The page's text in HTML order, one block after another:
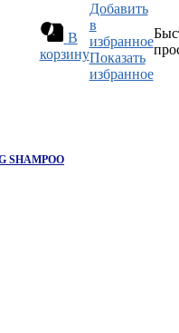
В
корзину
Добавить
в
избранное
Показать
избранное
SHAMPOO